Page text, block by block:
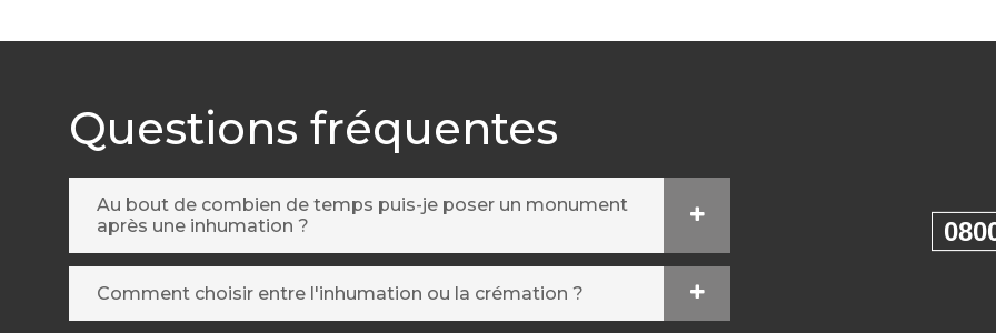
Questions fréquentes
Au bout de combien de temps puis-je poser un monument
après une inhumation ?
Comment choisir entre l'inhumation ou la crémation ?